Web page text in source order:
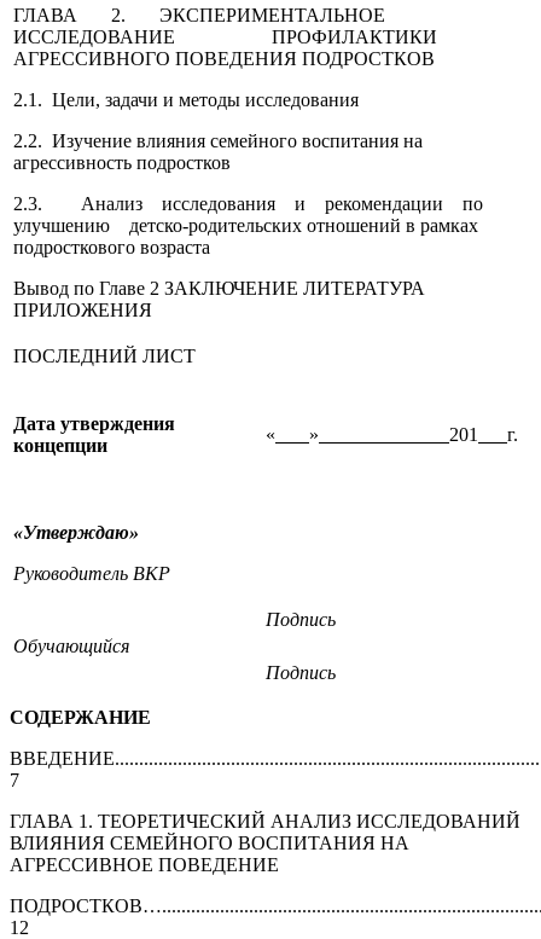
ГЛАВА 2. ЭКСПЕРИМЕНТАЛЬНОЕ
ИССЛЕДОВАНИЕ ПРОФИЛАКТИКИ
АГРЕССИВНОГО ПОВЕДЕНИЯ ПОДРОСТКОВ
2.1. Цели, задачи и методы исследования
2.2. Изучение влияния семейного воспитания на
агрессивность подростков
2.3. Анализ исследования и рекомендации по
улучшению детско-родительских отношений в рамках
подросткового возраста
Вывод по Главе 2 ЗАКЛЮЧЕНИЕ ЛИТЕРАТУРА
ПРИЛОЖЕНИЯ
ПОСЛЕДНИЙ ЛИСТ
Дата утверждения
концепции
« » 201 г.
«Утверждаю»
Руководитель ВКР
Подпись
Обучающийся
Подпись
СОДЕРЖАНИЕ
7
ГЛАВА 1. ТЕОРЕТИЧЕСКИЙ АНАЛИЗ ИССЛЕДОВАНИЙ
ВЛИЯНИЯ СЕМЕЙНОГО ВОСПИТАНИЯ НА
АГРЕССИВНОЕ ПОВЕДЕНИЕ
12